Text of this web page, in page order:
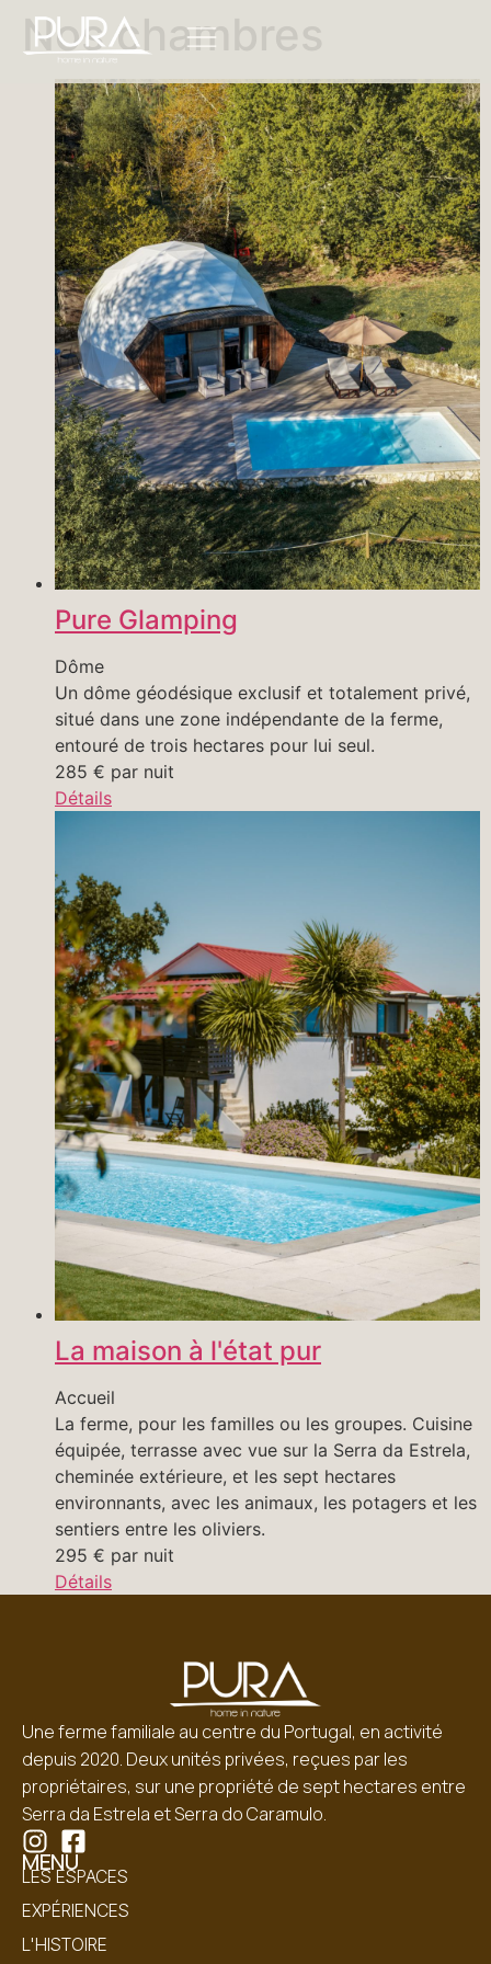
Nos chambres
Pure Glamping
Dôme
Un dôme géodésique exclusif et totalement privé,
situé dans une zone indépendante de la ferme,
entouré de trois hectares pour lui seul.
285 € par nuit
Détails
La maison à l'état pur
Accueil
La ferme, pour les familles ou les groupes. Cuisine
équipée, terrasse avec vue sur la Serra da Estrela,
cheminée extérieure, et les sept hectares
environnants, avec les animaux, les potagers et les
sentiers entre les oliviers.
295 € par nuit
Détails
Une ferme familiale au centre du Portugal, en activité
depuis 2020. Deux unités privées, reçues par les
propriétaires, sur une propriété de sept hectares entre
Serra da Estrela et Serra do Caramulo.
MENU
LES ESPACES
EXPÉRIENCES
L'HISTOIRE